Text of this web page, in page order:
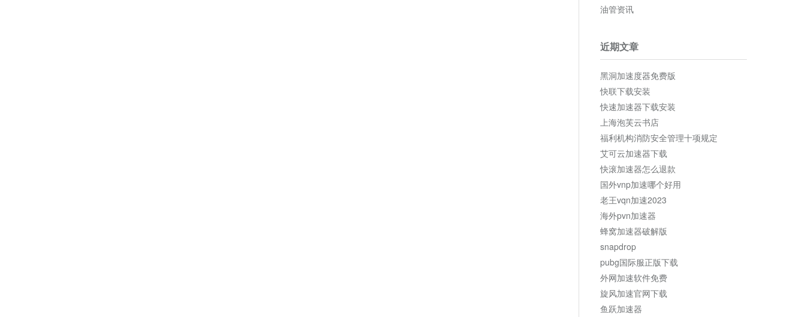
油管资讯
近期文章
黑洞加速度器免费版
快联下载安装
快速加速器下载安装
上海泡芙云书店
福利机构消防安全管理十项规定
艾可云加速器下载
快滚加速器怎么退款
国外vnp加速哪个好用
老王vqn加速2023
海外pvn加速器
蜂窝加速器破解版
snapdrop
pubg国际服正版下载
外网加速软件免费
旋风加速官网下载
鱼跃加速器